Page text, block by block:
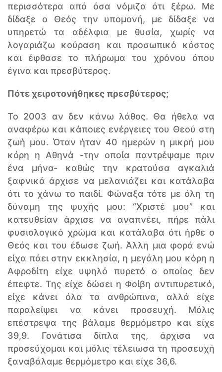
περισσότερα από όσα νόμιζα ότι ξέρω. Με
δίδαξε ο Θεός την υπομονή, με δίδαξε να
υπηρετώ τα αδέλφια με θυσία, χωρίς να
λογαριάζω κούραση και προσωπικό κόστος
και έφθασε το πλήρωμα του χρόνου όπου
έγινα και πρεσβύτερος.
Πότε χειροτονήθηκες πρεσβύτερος;
Το 2003 αν δεν κάνω λάθος. Θα ήθελα να
αναφέρω και κάποιες ενέργειες του Θεού στη
ζωή μου. Όταν ήταν 40 ημερών η μικρή μου
κόρη η Αθηνά -την οποία παντρέψαμε πριν
ένα μήνα- καθώς την κρατούσα αγκαλιά
ξαφνικά άρχισε να μελανιάζει και κατάλαβα
ότι το χάνω το παιδί. Φώναξα τότε με όλη τη
δύναμη της ψυχής μου: “Χριστέ μου” και
κατευθείαν άρχισε να αναπνέει, πήρε πάλι
φυσιολογικό χρώμα και κατάλαβα ότι ήρθε ο
Θεός και του έδωσε ζωή. Άλλη μια φορά ενώ
είχα πάει στην εκκλησία, η μεγάλη μου κόρη η
Αφροδίτη είχε υψηλό πυρετό ο οποίος δεν
έπεφτε. Της είχε δώσει η Φοίβη αντιπυρετικό,
είχε κάνει όλα τα ανθρώπινα, αλλά είχε
παραλείψει να κάνει προσευχή. Μόλις
επέστρεψα της βάλαμε θερμόμετρο και είχε
39,9. Γονάτισα δίπλα της, άρχισα να
προσεύχομαι και μόλις τέλειωσα τη προσευχή
ξαναβάλαμε θερμόμετρο και είχε 36,6.